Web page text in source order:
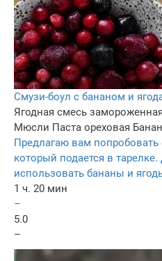
Смузи-боул с бананом и
Ягодная смесь замороженная
Мюсли Паста ореховая Банан
Предлагаю вам попробовать
который подается в
использовать бананы и
1 ч. 20 мин
–
5.0
–